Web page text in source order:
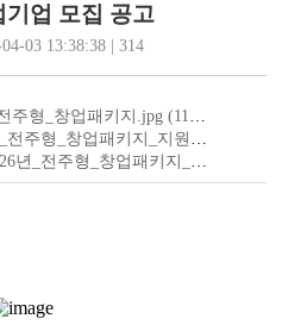
기업 모집 공고
03 13:38:38 | 314
주형_창업패키지.jpg (113.2
지원사업_창업기업_사업계획서_양식_전주대학교.hwp
지_지원사업_창업기업_모집_공고_전주대학교.pdf